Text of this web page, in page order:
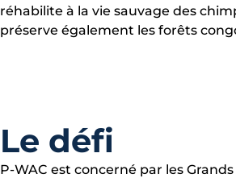
réhabilite à la vie sauvage des
préserve également les forêts
Le défi
P-WAC est concerné par les